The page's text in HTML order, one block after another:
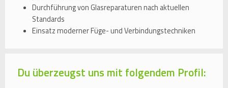
Durchführung von Glasreparaturen nach aktuellen
Standards
Einsatz moderner Füge- und Verbindungstechniken
Du überzeugst uns mit folgendem Profil: